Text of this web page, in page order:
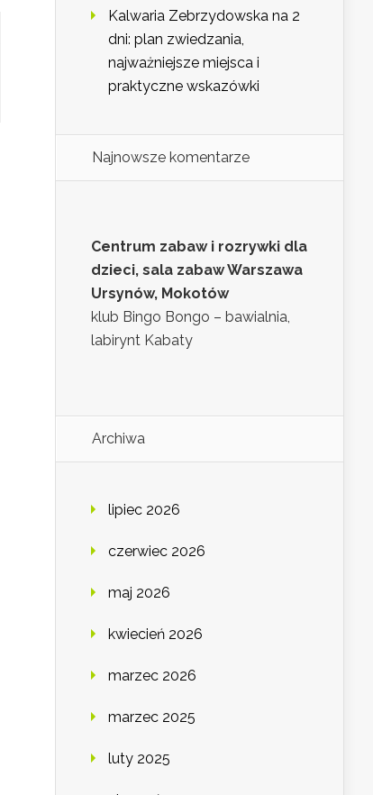
Kalwaria Zebrzydowska na 2
dni: plan zwiedzania,
najważniejsze miejsca i
praktyczne wskazówki
Najnowsze komentarze
Centrum zabaw i rozrywki dla
dzieci, sala zabaw Warszawa
Ursynów, Mokotów
klub Bingo Bongo – bawialnia,
labirynt Kabaty
Archiwa
lipiec 2026
czerwiec 2026
maj 2026
kwiecień 2026
marzec 2026
marzec 2025
luty 2025